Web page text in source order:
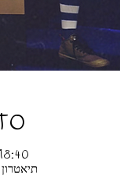
תיאטרון